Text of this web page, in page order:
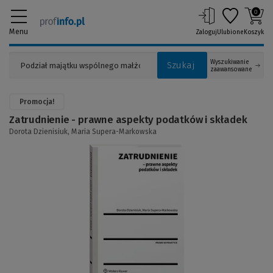
Menu
Szukaj
Wyszukiwanie
zaawansowane
ZalogujUlubione
0
Koszyk
Promocja!
Zatrudnienie - prawne aspekty podatków i składek
Dorota Dzienisiuk, Maria Supera-Markowska